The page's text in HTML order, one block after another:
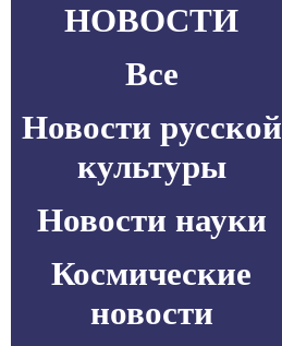
НОВОСТИ
Все
Новости русской
культуры
Новости науки
Космические
новости